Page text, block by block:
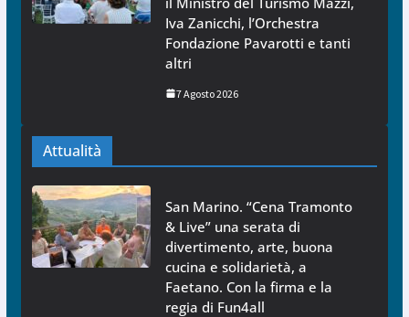
Iva Zanicchi, l’Orchestra
Fondazione Pavarotti e tanti
altri
7 Agosto 2026
Attualità
San Marino. “Cena Tramonto
& Live” una serata di
divertimento, arte, buona
cucina e solidarietà, a
Faetano. Con la firma e la
regia di Fun4all